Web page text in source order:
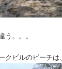
。。。
クビルのビーチは